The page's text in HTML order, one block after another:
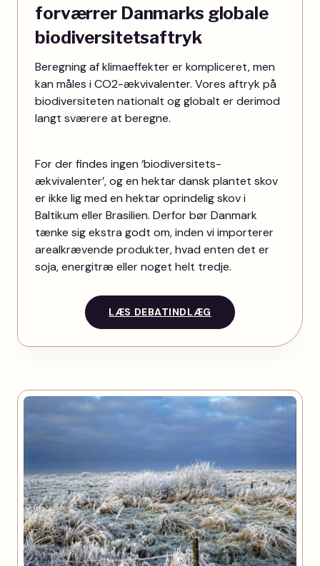
forværrer Danmarks globale
biodiversitetsaftryk
Beregning af klimaeffekter er kompliceret, men
kan måles i CO2-ækvivalenter. Vores aftryk på
biodiversiteten nationalt og globalt er derimod
langt sværere at beregne.
For der findes ingen ‘biodiversitets-
ækvivalenter’, og en hektar dansk plantet skov
er ikke lig med en hektar oprindelig skov i
Baltikum eller Brasilien. Derfor bør Danmark
tænke sig ekstra godt om, inden vi importerer
arealkrævende produkter, hvad enten det er
soja, energitræ eller noget helt tredje.
LÆS DEBATINDLÆG